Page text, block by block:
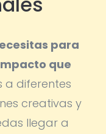
para
que
a diferentes
creativas y
llegar a